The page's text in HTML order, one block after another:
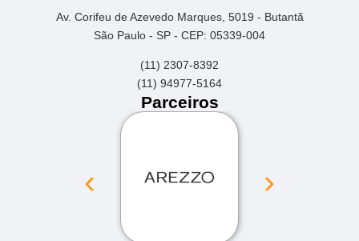
Av. Corifeu de Azevedo Marques, 5019 - Butantã
São Paulo - SP - CEP: 05339-004
(11) 2307-8392
(11) 94977-5164
Parceiros
‹ ›